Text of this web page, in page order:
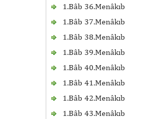
1.Bâb 36.Menâkıb
1.Bâb 37.Menâkıb
1.Bâb 38.Menâkıb
1.Bâb 39.Menâkıb
1.Bâb 40.Menâkıb
1.Bâb 41.Menâkıb
1.Bâb 42.Menâkıb
1.Bâb 43.Menâkıb